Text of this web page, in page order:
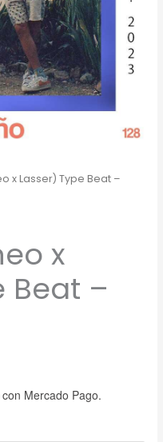
x Lasser) Type Beat –
x
Beat –
con Mercado Pago.